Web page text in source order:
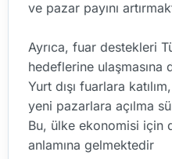
ve pazar payını
Ayrıca, fuar destekleri
hedeflerine ulaşmasına
Yurt dışı fuarlara
yeni pazarlara açılma
Bu, ülke ekonomisi için
anlamına gelmektedir